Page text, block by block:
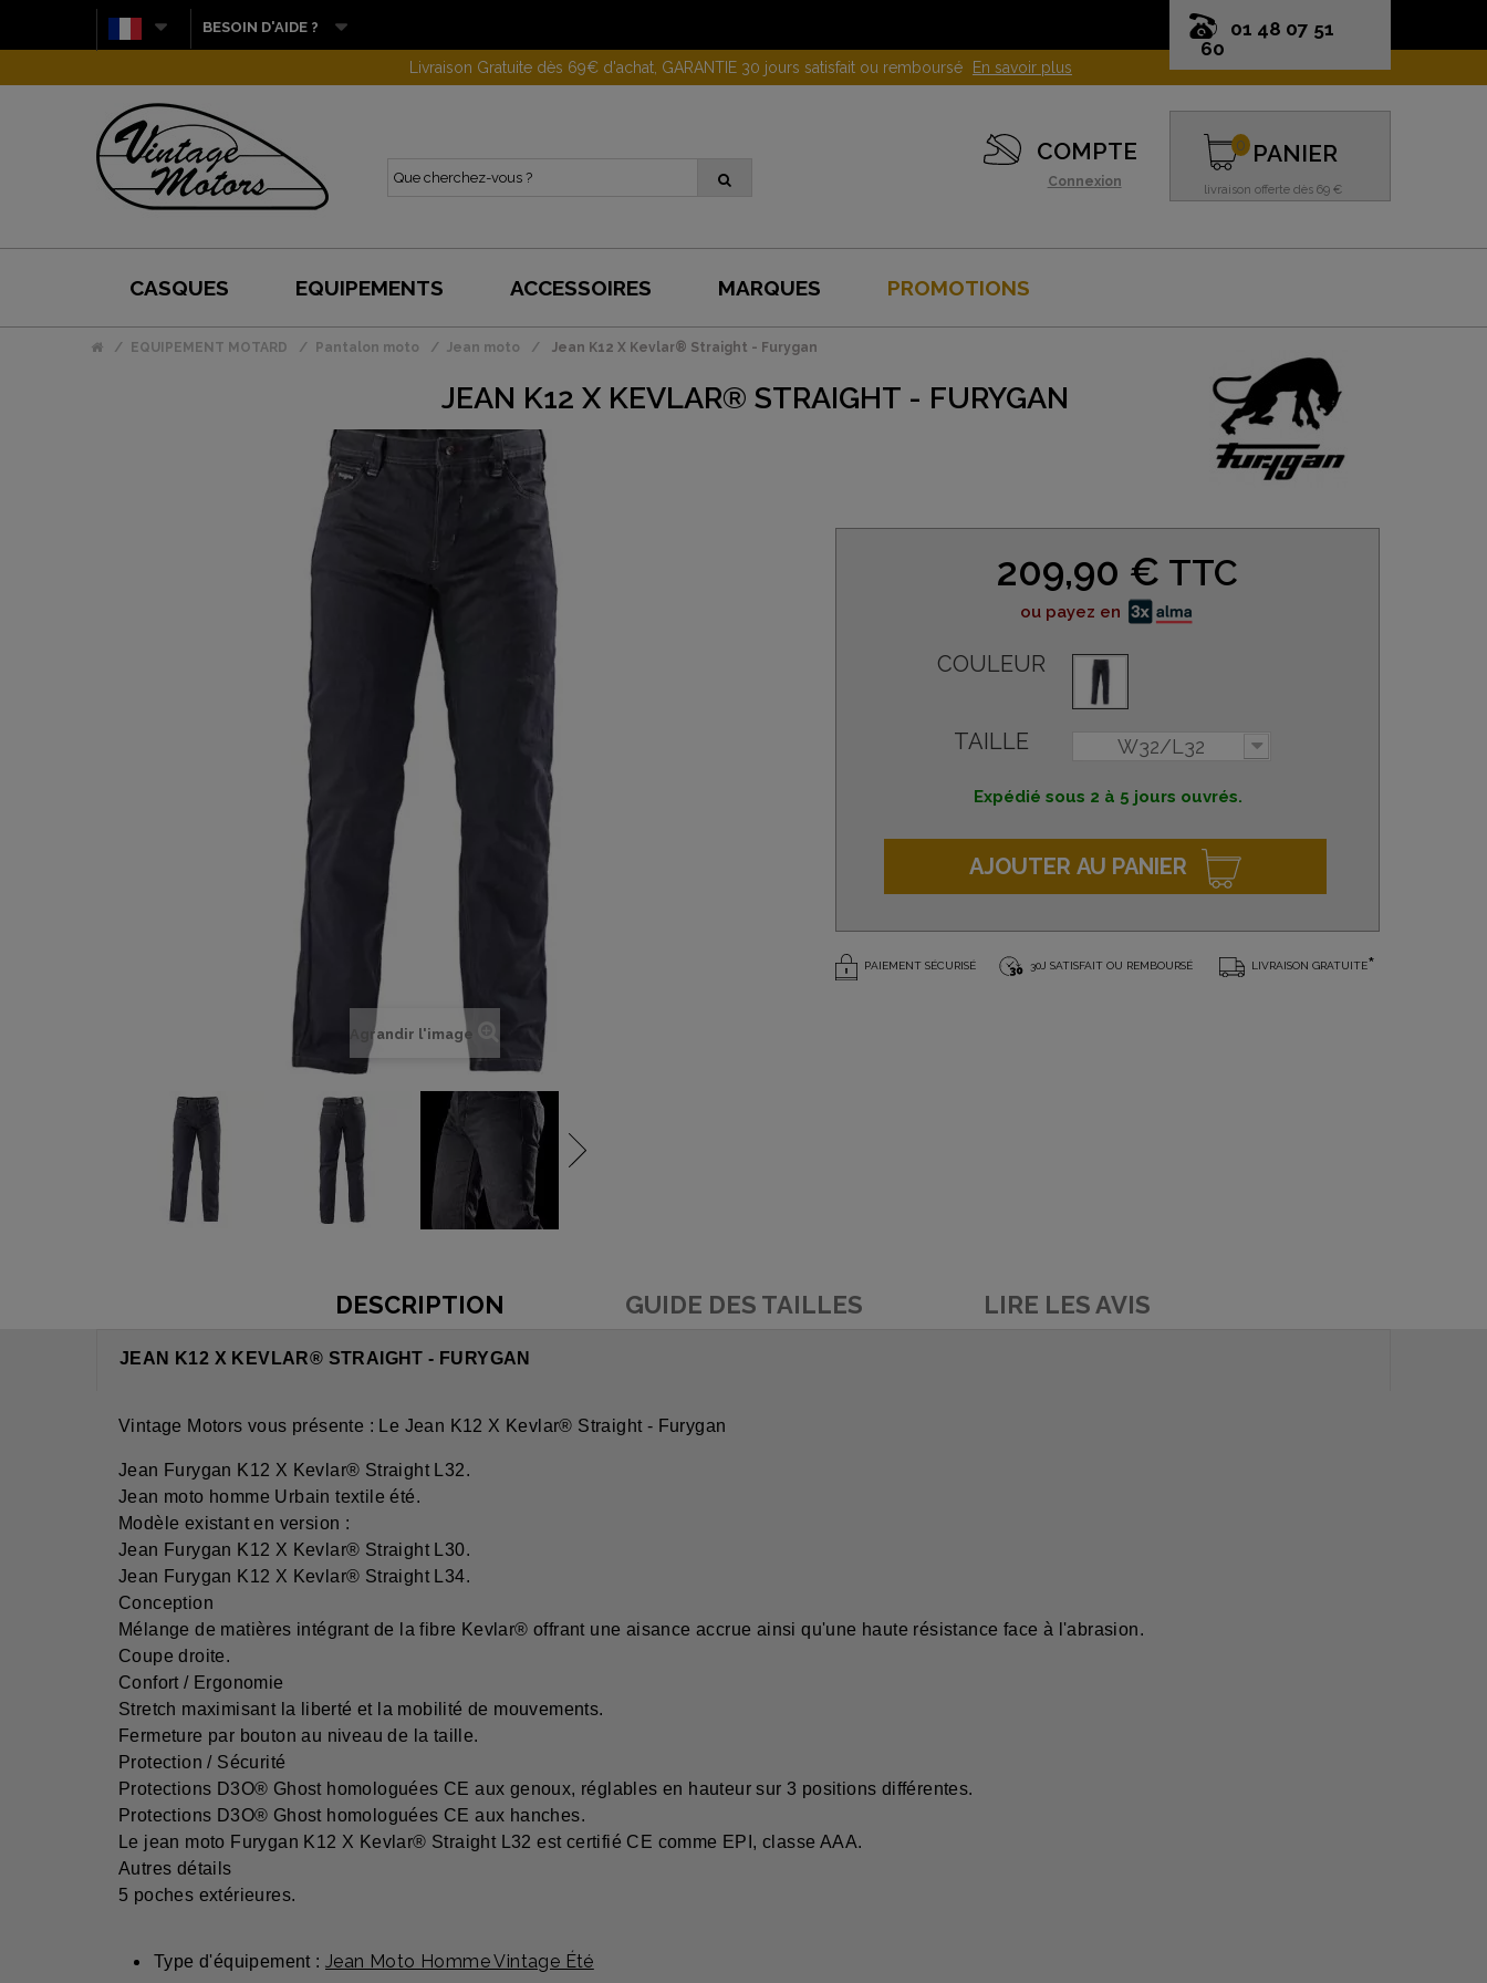
01 48 07 51
60
BESOIN D'AIDE ?
Gagnez 10 euros en parrainant un proche ! En savoir plus
COMPTE
Connexion
PANIER
livraison offerte dès 69 €
0
CASQUES EQUIPEMENTS ACCESSOIRES MARQUES PROMOTIONS
EQUIPEMENT MOTARD Pantalon moto Jean moto Jean K12 X Kevlar® Straight - Furygan
JEAN K12 X KEVLAR® STRAIGHT - FURYGAN
Agrandir l'image
209,90 € TTC
ou payez en
COULEUR
TAILLE W32/L32
Expédié sous 2 à 5 jours ouvrés.
AJOUTER AU PANIER
PAIEMENT SÉCURISÉ 30J SATISFAIT OU REMBOURSÉ LIVRAISON GRATUITE*
DESCRIPTION GUIDE DES TAILLES LIRE LES AVIS
JEAN K12 X KEVLAR® STRAIGHT - FURYGAN
Vintage Motors vous présente : Le Jean K12 X Kevlar® Straight - Furygan
Jean Furygan K12 X Kevlar® Straight L32.
Jean moto homme Urbain textile été.
Modèle existant en version :
Jean Furygan K12 X Kevlar® Straight L30.
Jean Furygan K12 X Kevlar® Straight L34.
Conception
Mélange de matières intégrant de la fibre Kevlar® offrant une aisance accrue ainsi qu'une haute résistance face à l'abrasion.
Coupe droite.
Confort / Ergonomie
Stretch maximisant la liberté et la mobilité de mouvements.
Fermeture par bouton au niveau de la taille.
Protection / Sécurité
Protections D3O® Ghost homologuées CE aux genoux, réglables en hauteur sur 3 positions différentes.
Protections D3O® Ghost homologuées CE aux hanches.
Le jean moto Furygan K12 X Kevlar® Straight L32 est certifié CE comme EPI, classe AAA.
Autres détails
5 poches extérieures.
Type d'équipement : Jean Moto Homme Vintage Été